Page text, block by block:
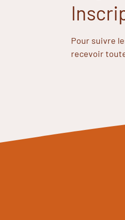
Pour suivre
recevoir